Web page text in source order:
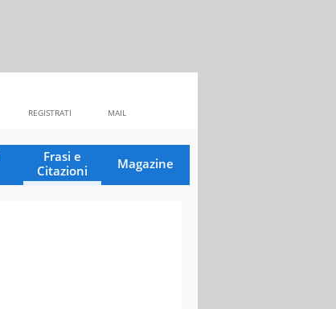
MAIL
REGISTRATI
Frasi e
Citazioni
Magazine